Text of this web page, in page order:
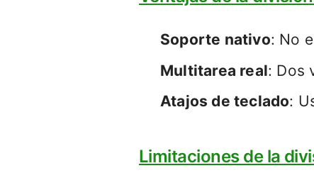
Soporte nativo: No
Multitarea real: Dos
Atajos de teclado:
Limitaciones de la